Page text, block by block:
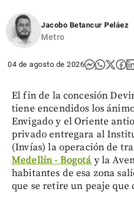
Jacobo Betancur Peláez
Metro
04 de agosto de 2026
El fin de la concesión
tiene encendidos los
Envigado y el Oriente
privado entregara al
(Invías) la operación de
Medellín - Bogotá y la
habitantes de esa zona
que se retire un peaje